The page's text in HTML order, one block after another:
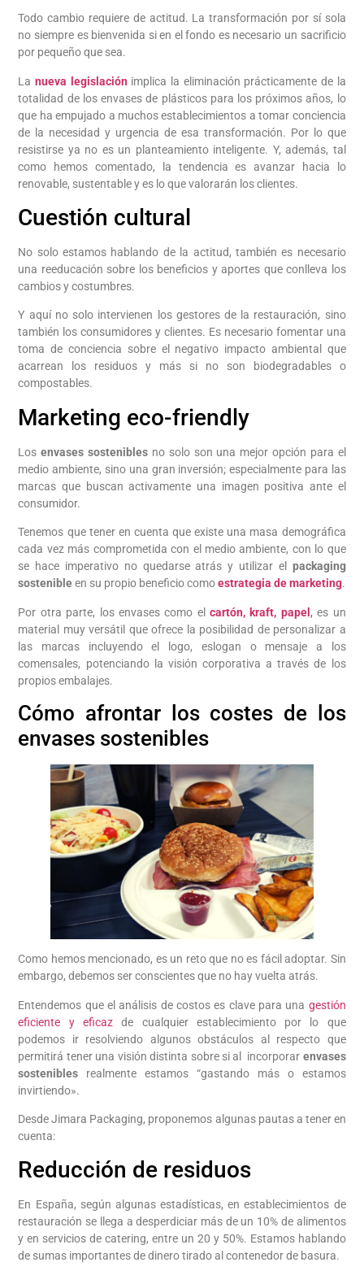
Todo cambio requiere de actitud. La transformación por sí sola
no siempre es bienvenida si en el fondo es necesario un sacrificio
por pequeño que sea.
Lanueva legislación implica la eliminación prácticamente de la
totalidad de los envases de plásticos para los próximos años, lo
que ha empujado a muchos establecimientos a tomar conciencia
de la necesidad y urgencia de esa transformación. Por lo que
resistirse ya no es un planteamiento inteligente. Y, además, tal
como hemos comentado, la tendencia es avanzar hacia lo
renovable, sustentable y es lo que valorarán los clientes.
Cuestión cultural
No solo estamos hablando de la actitud, también es necesario
una reeducación sobre los beneficios y aportes que conlleva los
cambios y costumbres.
Y aquí no solo intervienen los gestores de la restauración, sino
también los consumidores y clientes. Es necesario fomentar una
toma de conciencia sobre el negativo impacto ambiental que
acarrean los residuos y más si no son biodegradables o
compostables.
Marketing eco-friendly
Losenvases sostenibles no solo son una mejor opción para el
medio ambiente, sino una gran inversión; especialmente para las
marcas que buscan activamente una imagen positiva ante el
consumidor.
Tenemos que tener en cuenta que existe una masa demográfica
cada vez más comprometida con el medio ambiente, con lo que
se hace imperativo no quedarse atrás y utilizar el packaging
sostenibleen su propio beneficio comoestrategia de marketing.
Por otra parte, los envases como elcartón, kraft, papel ,es un
material muy versátil que ofrece la posibilidad de personalizar a
las marcas incluyendo el logo, eslogan o mensaje a los
comensales, potenciando la visión corporativa a través de los
propios embalajes.
Cómo afrontar los costes de los
envases sostenibles
Como hemos mencionado, es un reto que no es fácil adoptar. Sin
embargo, debemos ser conscientes que no hay vuelta atrás.
Entendemos que el análisis de costos es clave para una gestión
eficiente y eficazde cualquier establecimiento por lo que
podemos ir resolviendo algunos obstáculos al respecto que
permitirá tener una visión distinta sobre si al incorporar envases
sostenibles realmente estamos “gastando más o estamos
invirtiendo».
Desde Jimara Packaging, proponemos algunas pautas a tener en
cuenta:
Reducción de residuos
En España, según algunas estadísticas, en establecimientos de
restauración se llega a desperdiciar más de un 10% de alimentos
y en servicios de catering, entre un 20 y 50%. Estamos hablando
de sumas importantes de dinero tirado al contenedor de basura.